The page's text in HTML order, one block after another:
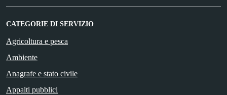
CATEGORIE DI SERVIZIO
Agricoltura e pesca
Ambiente
Anagrafe e stato civile
Appalti pubblici